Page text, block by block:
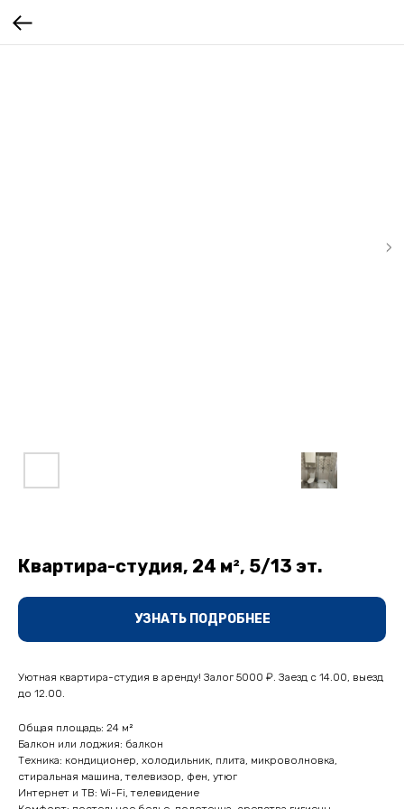
Квартира-студия, 24 м², 5/13 эт.
УЗНАТЬ ПОДРОБНЕЕ
Уютная квартиpa-cтудия в apенду! Залог 5000 ₽. Заeзд с 14.00, выeзд
до 12.00.
Общая площадь: 24 м²
Балкон или лоджия: балкон
Техника: кондиционер, холодильник, плита, микроволновка,
стиральная машина, телевизор, фен, утюг
Интернет и ТВ: Wi-Fi, телевидение